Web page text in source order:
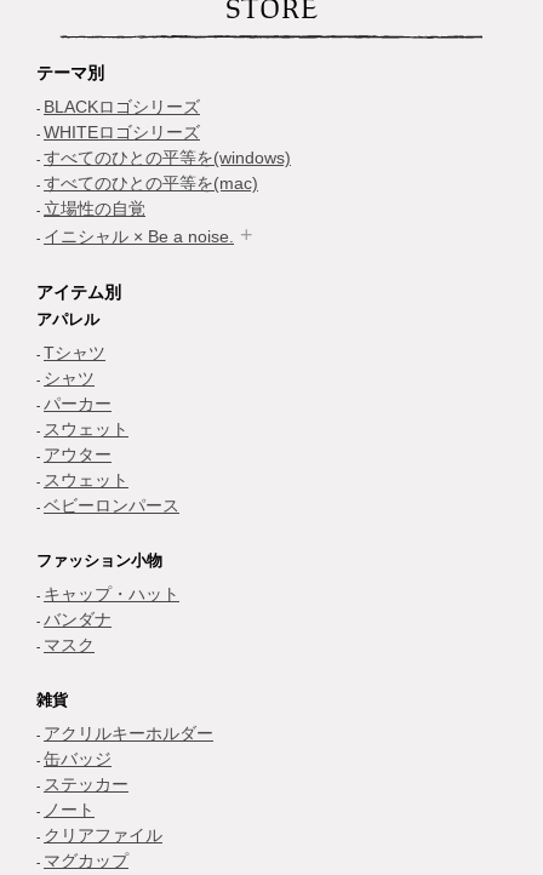
STORE
テーマ別
BLACKロゴシリーズ
WHITEロゴシリーズ
すべてのひとの平等を(windows)
すべてのひとの平等を(mac)
立場性の自覚
イニシャル × Be a noise.
アイテム別
アパレル
Tシャツ
シャツ
パーカー
スウェット
アウター
スウェット
ベビーロンパース
ファッション小物
キャップ・ハット
バンダナ
マスク
雑貨
アクリルキーホルダー
缶バッジ
ステッカー
ノート
クリアファイル
マグカップ